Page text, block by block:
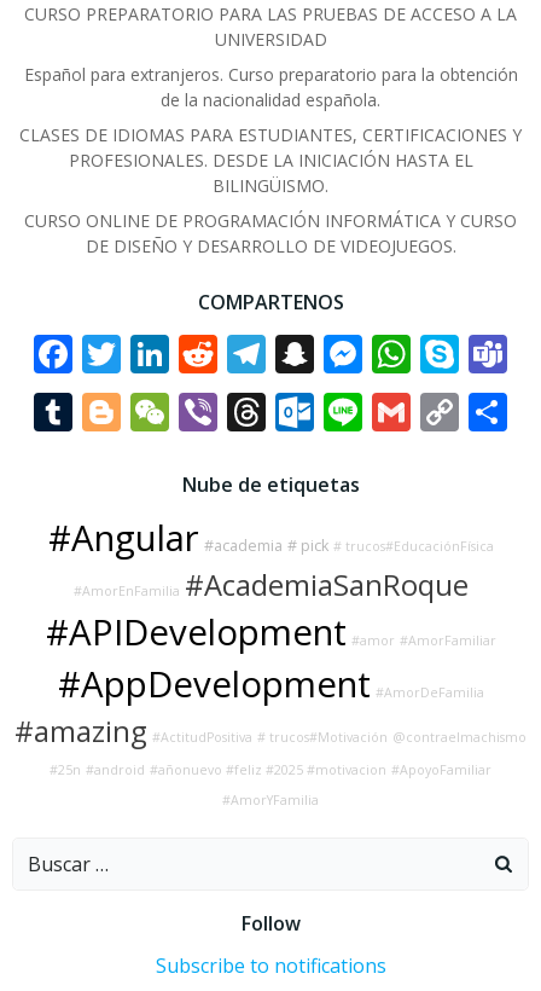
CURSO PREPARATORIO PARA LAS PRUEBAS DE ACCESO A LA
UNIVERSIDAD
Español para extranjeros. Curso preparatorio para la obtención
de la nacionalidad española.
CLASES DE IDIOMAS PARA ESTUDIANTES, CERTIFICACIONES Y
PROFESIONALES. DESDE LA INICIACIÓN HASTA EL
BILINGÜISMO.
CURSO ONLINE DE PROGRAMACIÓN INFORMÁTICA Y CURSO
DE DISEÑO Y DESARROLLO DE VIDEOJUEGOS.
COMPARTENOS
Facebook
Twitter
LinkedIn
Reddit
Telegram
Snapchat
Tumblr
Blogger
WeChat
ViberThreads
LineGmail
Link
Nube de etiquetas
#Angular #academia # pick # trucos#EducaciónFísica
#AmorEnFamilia #AcademiaSanRoque
#APIDevelopment #amor #AmorFamiliar
#AppDevelopment #AmorDeFamilia
#amazing #ActitudPositiva # trucos#Motivación @contraelmachismo
#25n #android #añonuevo #feliz #2025 #motivacion #ApoyoFamiliar
#AmorYFamilia
Buscar:
Follow
Subscribe to notifications